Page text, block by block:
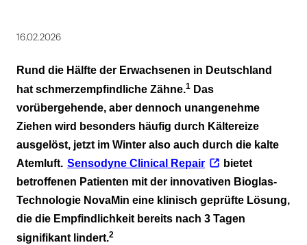
16.02.2026
Rund die Hälfte der Erwachsenen in Deutschland
hat schmerzempfindliche Zähne.1 Das
vorübergehende, aber dennoch unangenehme
Ziehen wird besonders häufig durch Kältereize
ausgelöst, jetzt im Winter also auch durch die kalte
Atemluft. Sensodyne Clinical Repair
bietet
betroffenen Patienten mit der innovativen Bioglas-
Technologie NovaMin eine klinisch geprüfte Lösung,
die die Empfindlichkeit bereits nach 3 Tagen
signifikant lindert.2